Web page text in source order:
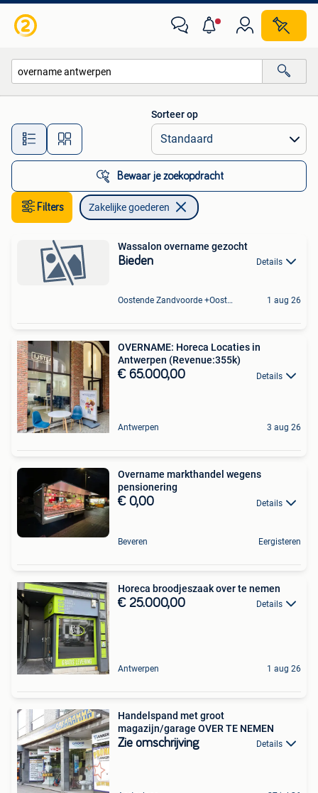
Alle afstanden…
Sorteer op
Bewaar je zoekopdracht
Filters Zakelijke goederen
Wassalon overname gezocht
Bieden Details
Oostende Zandvoorde +Oostende 1 aug 26
OVERNAME: Horeca Locaties in
Antwerpen (Revenue:355k)
€ 65.000,00 Details
Antwerpen 3 aug 26
Overname markthandel wegens
pensionering
€ 0,00 Details
Beveren Eergisteren
Horeca broodjeszaak over te nemen
€ 25.000,00 Details
Antwerpen 1 aug 26
Handelspand met groot
magazijn/garage OVER TE NEMEN
Zie omschrijving Details